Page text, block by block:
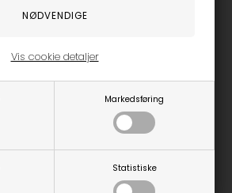
Markedsføring
Statistiske
Vis cookie detaljer
Day Et - Luggage Strap - Moon Rock/Beige
DAY ET